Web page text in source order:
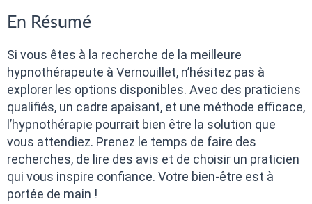
En Résumé
Si vous êtes à la recherche de la meilleure
hypnothérapeute à Vernouillet, n’hésitez pas à
explorer les options disponibles. Avec des praticiens
qualifiés, un cadre apaisant, et une méthode efficace,
l’hypnothérapie pourrait bien être la solution que
vous attendiez. Prenez le temps de faire des
recherches, de lire des avis et de choisir un praticien
qui vous inspire confiance. Votre bien-être est à
portée de main !